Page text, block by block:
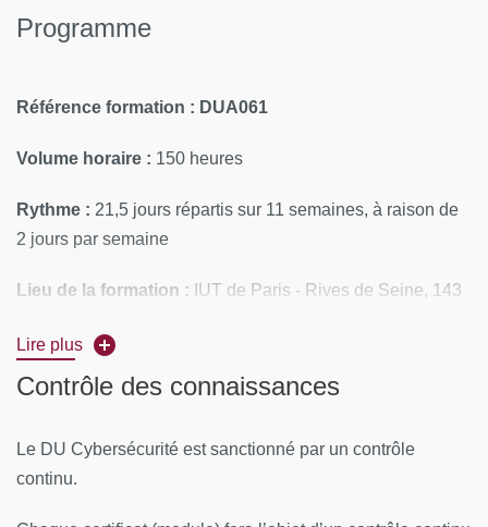
Programme
Référence formation : DUA061
Volume horaire : 150 heures
Rythme : 21,5 jours répartis sur 11 semaines, à raison de
2 jours par semaine
Lieu de la formation : IUT de Paris - Rives de Seine, 143
alternent enseignements théoriques, travaux pratiques et
dirigés. Il y a également un premier module de mise à
Lire plus
Contrôle des connaissances
Le DU Cybersécurité est sanctionné par un contrôle
continu.